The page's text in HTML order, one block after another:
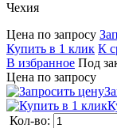
Чехия
Цена по запросу
Купить в 1 клик К
В избранное Под
Цена по запросу
Кол-во: